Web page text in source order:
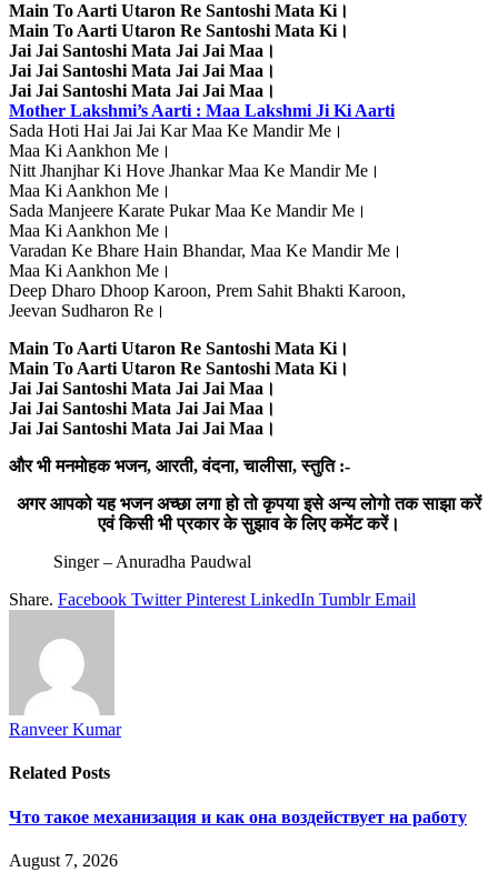
Main To Aarti Utaron Re Santoshi Mata Ki।
Main To Aarti Utaron Re Santoshi Mata Ki।
Jai Jai Santoshi Mata Jai Jai Maa।
Jai Jai Santoshi Mata Jai Jai Maa।
Jai Jai Santoshi Mata Jai Jai Maa।
Mother Lakshmi’s Aarti : Maa Lakshmi Ji Ki Aarti
Sada Hoti Hai Jai Jai Kar Maa Ke Mandir Me।
Maa Ki Aankhon Me।
Nitt Jhanjhar Ki Hove Jhankar Maa Ke Mandir Me।
Maa Ki Aankhon Me।
Sada Manjeere Karate Pukar Maa Ke Mandir Me।
Maa Ki Aankhon Me।
Varadan Ke Bhare Hain Bhandar, Maa Ke Mandir Me।
Maa Ki Aankhon Me।
Deep Dharo Dhoop Karoon, Prem Sahit Bhakti Karoon,
Jeevan Sudharon Re।
Main To Aarti Utaron Re Santoshi Mata Ki।
Main To Aarti Utaron Re Santoshi Mata Ki।
Jai Jai Santoshi Mata Jai Jai Maa।
Jai Jai Santoshi Mata Jai Jai Maa।
Jai Jai Santoshi Mata Jai Jai Maa।
और भी मनमोहक भजन, आरती, वंदना, चालीसा, स्तुति :-
अगर आपको यह भजन अच्छा लगा हो तो कृपया इसे अन्य लोगो तक साझा करें
एवं किसी भी प्रकार के सुझाव के लिए कमेंट करें।
Singer – Anuradha Paudwal
Share. Facebook Twitter Pinterest LinkedIn Tumblr Email
Ranveer Kumar
Related Posts
Что такое механизация и как она воздействует на работу
August 7, 2026